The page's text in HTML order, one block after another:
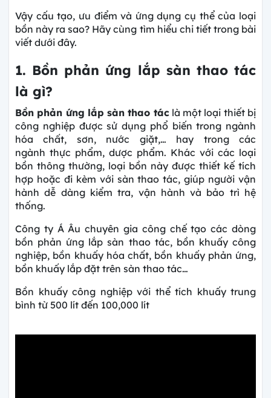
Vậy cấu tạo, ưu điểm và ứng dụng cụ thể của loại
bồn này ra sao? Hãy cùng tìm hiểu chi tiết trong bài
viết dưới đây.
1. Bồn phản ứng lắp sàn thao tác
là gì?
Bồn phản ứng lắp sàn thao táclà một loại thiết bị
công nghiệp được sử dụng phổ biến trong ngành
hóa chất, sơn, nước giặt,… hay trong các
ngành thực phẩm, dược phẩm. Khác với các loại
bồn thông thường, loại bồn này được thiết kế tích
hợp hoặc đi kèm với sàn thao tác, giúp người vận
hành dễ dàng kiểm tra, vận hành và bảo trì hệ
thống.
Công ty Á Âu chuyên gia công chế tạo các dòng
bồn phản ứng lắp sàn thao tác, bồn khuấy công
nghiệp, bồn khuấy hóa chất, bồn khuấy phản ứng,
bồn khuấy lắp đặt trên sàn thao tác…
Bồn khuấy công nghiệp với thể tích khuấy trung
bình từ 500 lít đến 100,000 lít